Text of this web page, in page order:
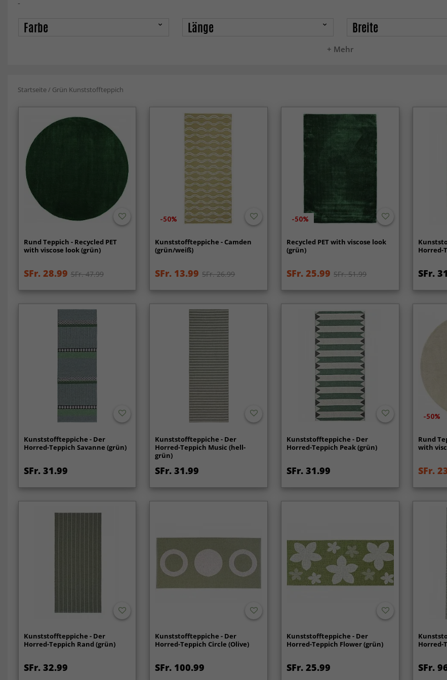
-
+ Mehr
Farbe Länge Breite
Startseite/ Grün Kunststoffteppich
Rund Teppich - Recycled PET
with viscose look (grün)
SFr. 28.99 SFr. 47.99
-50%
Kunststoffteppiche - Camden
(grün/weiß)
SFr. 13.99 SFr. 26.99
-50%
Recycled PET with viscose look
(grün)
SFr. 25.99 SFr. 51.99
Horred-
SFr.
Kunststoffteppiche - Der
Horred-Teppich Savanne (grün)
SFr. 31.99
Kunststoffteppiche - Der
Horred-Teppich Music (hell-
grün)
SFr. 31.99
Kunststoffteppiche - Der
Horred-Teppich Peak (grün)
SFr. 31.99
-50%
Rund
with
SFr.
Kunststoffteppiche - Der
Horred-Teppich Rand (grün)
SFr. 32.99
Kunststoffteppiche - Der
Horred-Teppich Circle (Olive)
SFr. 100.99
Kunststoffteppiche - Der
Horred-Teppich Flower (grün)
SFr. 25.99
Horred-
SFr.